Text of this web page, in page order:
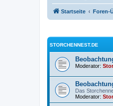
Startseite Foren-
STORCHENNEST.DE
Moderator:
Das
Moderator: